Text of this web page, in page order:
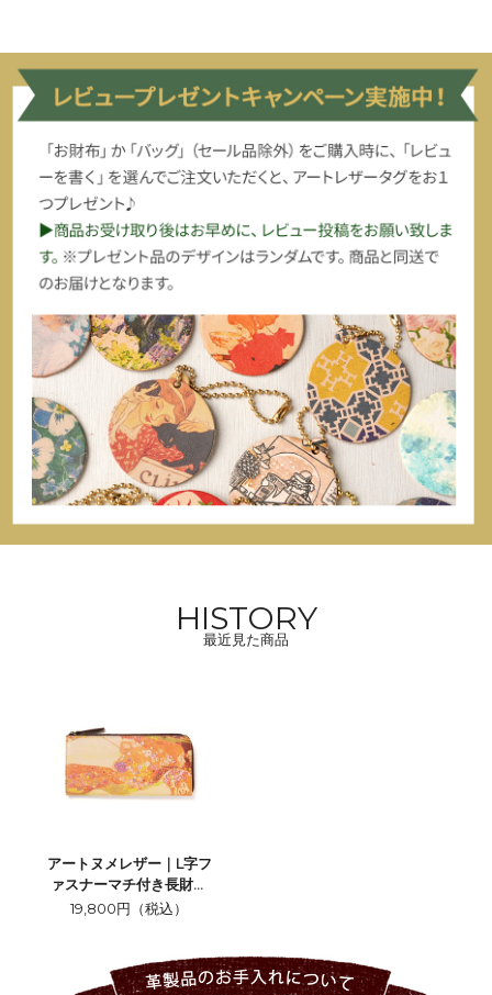
HISTORY
最近見た商品
アートヌメレザー｜L字フ
ァスナーマチ付き長財布
【クリムト３】
19,800円（税込）